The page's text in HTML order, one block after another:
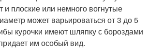
плоские или немного вогнутые
может варьироваться от 3 до 5
курочки имеют шляпку с бороздами
им особый вид.